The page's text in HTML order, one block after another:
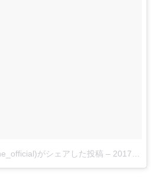
がシェアした投稿 – 2017年 8月月14日午後6時45分PDT